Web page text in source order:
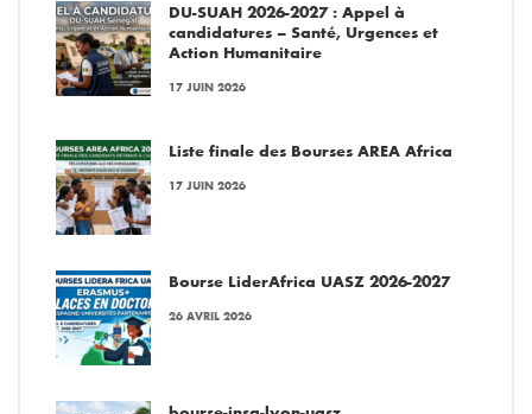
DU-SUAH 2026-2027 : Appel à
candidatures – Santé, Urgences et
Action Humanitaire
17 JUIN 2026
Liste finale des Bourses AREA Africa
17 JUIN 2026
Bourse LiderAfrica UASZ 2026-2027
26 AVRIL 2026